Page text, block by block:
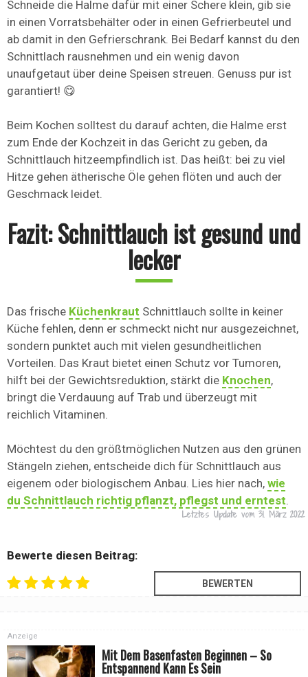
Schneide die Halme dafür mit einer Schere klein, gib sie
in einen Vorratsbehälter oder in einen Gefrierbeutel und
ab damit in den Gefrierschrank. Bei Bedarf kannst du den
Schnittlach rausnehmen und ein wenig davon
unaufgetaut über deine Speisen streuen. Genuss pur ist
garantiert! 😋
Beim Kochen solltest du darauf achten, die Halme erst
zum Ende der Kochzeit in das Gericht zu geben, da
Schnittlauch hitzeempfindlich ist. Das heißt: bei zu viel
Hitze gehen ätherische Öle gehen flöten und auch der
Geschmack leidet.
Fazit: Schnittlauch ist gesund und
lecker
Das frische Küchenkraut Schnittlauch sollte in keiner
Küche fehlen, denn er schmeckt nicht nur ausgezeichnet,
sondern punktet auch mit vielen gesundheitlichen
Vorteilen. Das Kraut bietet einen Schutz vor Tumoren,
hilft bei der Gewichtsreduktion, stärkt die Knochen,
bringt die Verdauung auf Trab und überzeugt mit
reichlich Vitaminen.
Möchtest du den größtmöglichen Nutzen aus den grünen
Stängeln ziehen, entscheide dich für Schnittlauch aus
eigenem oder biologischem Anbau. Lies hier nach, wie
du Schnittlauch richtig pflanzt, pflegst und erntest.
Letztes Update vom 31. März 2022
Bewerte diesen Beitrag:
Mit Dem Basenfasten Beginnen – So
Entspannend Kann Es Sein
Anzeige